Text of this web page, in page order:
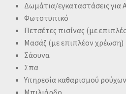
Δωμάτια/εγκαταστάσεις για
Φωτοτυπικό
Πετσέτες πισίνας (με
Μασάζ (με επιπλέον χρέωση)
Σάουνα
Σπα
Υπηρεσία καθαρισμού